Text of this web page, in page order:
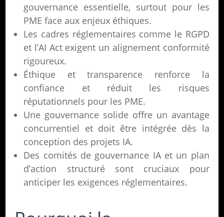
gouvernance essentielle, surtout pour les
PME face aux enjeux éthiques.
Les cadres réglementaires comme le RGPD
et l’AI Act exigent un alignement conformité
rigoureux.
Éthique et transparence renforce la
confiance et réduit les risques
réputationnels pour les PME.
Une gouvernance solide offre un avantage
concurrentiel et doit être intégrée dès la
conception des projets IA.
Des comités de gouvernance IA et un plan
d’action structuré sont cruciaux pour
anticiper les exigences réglementaires.